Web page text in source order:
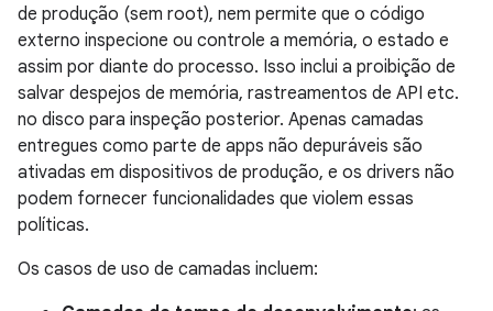
de produção (sem root), nem permite que o código
externo inspecione ou controle a memória, o estado e
assim por diante do processo. Isso inclui a proibição de
salvar despejos de memória, rastreamentos de API etc.
no disco para inspeção posterior. Apenas camadas
entregues como parte de apps não depuráveis são
ativadas em dispositivos de produção, e os drivers não
podem fornecer funcionalidades que violem essas
políticas.
Os casos de uso de camadas incluem: